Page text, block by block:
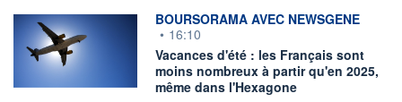
information fournie par
BOURSORAMA AVEC NEWSGENE
• 16:10
Vacances d'été : les Français sont
moins nombreux à partir qu'en 2025,
même dans l'Hexagone